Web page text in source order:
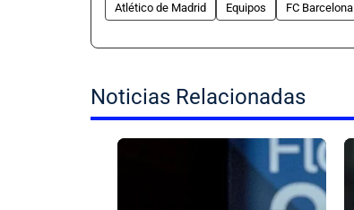
Atlético de Madrid Equipos FC Barcelona
Noticias Relacionadas